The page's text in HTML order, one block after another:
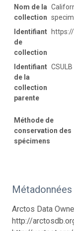
Nom de la
collection
Identifiant
de
collection
Identifiant
de la
collection
parente
CSULB
Méthode de
conservation des
spécimens
Arctos Data
http://